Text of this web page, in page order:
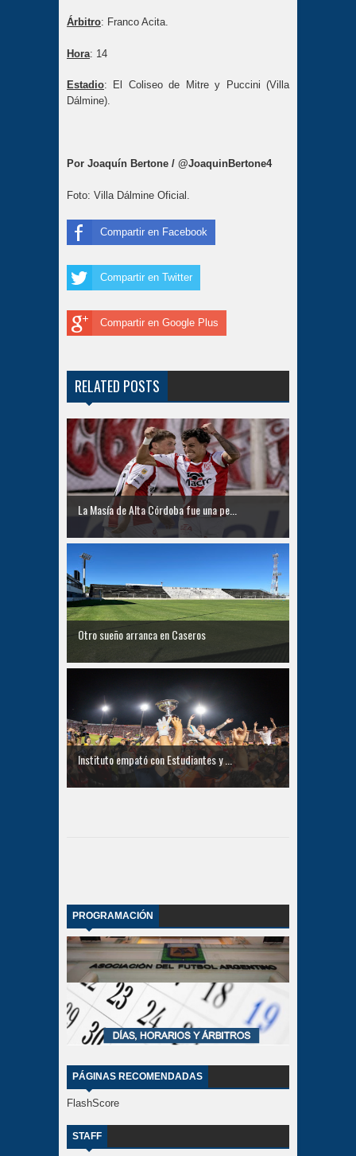
Árbitro: Franco Acita.
Hora: 14
Estadio: El Coliseo de Mitre y Puccini (Villa
Dálmine).
Por Joaquín Bertone / @JoaquinBertone4
Foto: Villa Dálmine Oficial.
Compartir en Facebook
Compartir en Twitter
Compartir en Google Plus
RELATED POSTS
La Masía de Alta Córdoba fue una pe...
Otro sueño arranca en Caseros
Instituto empató con Estudiantes y ...
PROGRAMACIÓN
PÁGINAS RECOMENDADAS
FlashScore
STAFF